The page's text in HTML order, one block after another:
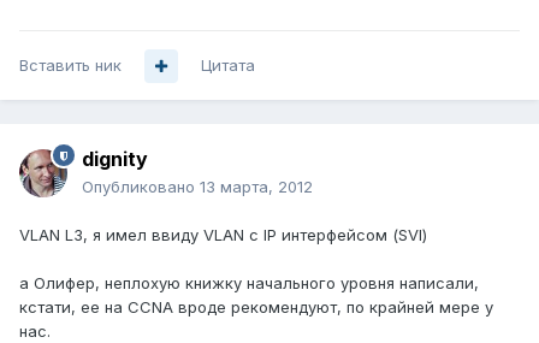
Вставить ник Цитата
dignity
Опубликовано 13 марта, 2012
VLAN L3, я имел ввиду VLAN с IP интерфейсом (SVI)
а Олифер, неплохую книжку начального уровня написали,
кстати, ее на CCNA вроде рекомендуют, по крайней мере у
нас.